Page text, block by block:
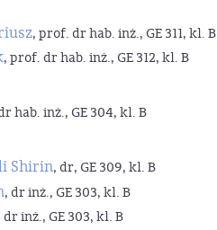
, prof. dr hab. inż., GE 311, kl. B
, prof. dr hab. inż., GE 312, kl. B
hab. inż., GE 304, kl. B
Shirin, dr, GE 309, kl. B
, dr inż., GE 303, kl. B
dr inż., GE 303, kl. B